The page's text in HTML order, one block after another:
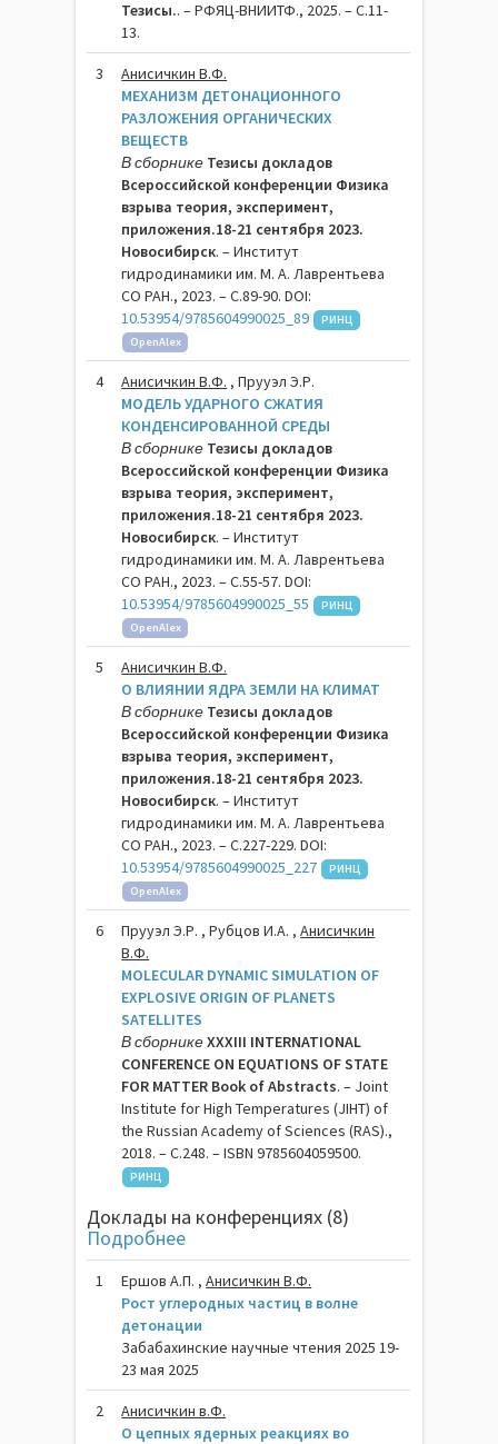
Тезисы.. – РФЯЦ-ВНИИТФ., 2025. – C.11-
13.
3
Анисичкин В.Ф.
МЕХАНИЗМ ДЕТОНАЦИОННОГО
РАЗЛОЖЕНИЯ ОРГАНИЧЕСКИХ
ВЕЩЕСТВ
В сборнике Тезисы докладов
Всероссийской конференции Физика
взрыва теория, эксперимент,
приложения.18-21 сентября 2023.
Новосибирск. – Институт
гидродинамики им. М. А. Лаврентьева
СО РАН., 2023. – C.89-90. DOI:
10.53954/9785604990025_89
РИНЦ
OpenAlex
4 Анисичкин В.Ф. , Прууэл Э.Р.
МОДЕЛЬ УДАРНОГО СЖАТИЯ
КОНДЕНСИРОВАННОЙ СРЕДЫ
В сборнике Тезисы докладов
Всероссийской конференции Физика
взрыва теория, эксперимент,
приложения.18-21 сентября 2023.
Новосибирск. – Институт
гидродинамики им. М. А. Лаврентьева
СО РАН., 2023. – C.55-57. DOI:
10.53954/9785604990025_55
РИНЦ
OpenAlex
5
Анисичкин В.Ф.
О ВЛИЯНИИ ЯДРА ЗЕМЛИ НА КЛИМАТ
В сборнике Тезисы докладов
Всероссийской конференции Физика
взрыва теория, эксперимент,
приложения.18-21 сентября 2023.
Новосибирск. – Институт
гидродинамики им. М. А. Лаврентьева
СО РАН., 2023. – C.227-229. DOI:
10.53954/9785604990025_227
РИНЦ
OpenAlex
6 Прууэл Э.Р. , Рубцов И.А. ,Анисичкин
В.Ф.
MOLECULAR DYNAMIC SIMULATION OF
EXPLOSIVE ORIGIN OF PLANETS
SATELLITES
В сборникеXXXIII INTERNATIONAL
CONFERENCE ON EQUATIONS OF STATE
FOR MATTER Book of Abstracts. – Joint
Institute for High Temperatures (JIHT) of
the Russian Academy of Sciences (RAS).,
2018. – C.248. – ISBN 9785604059500.
РИНЦ
Доклады на конференциях (8)
Подробнее
1 Ершов А.П. ,Анисичкин В.Ф.
Рост углеродных частиц в волне
детонации
Забабахинские научные чтения 2025 19-
23 мая 2025
2
Анисичкин в.Ф.
О цепных ядерных реакциях во